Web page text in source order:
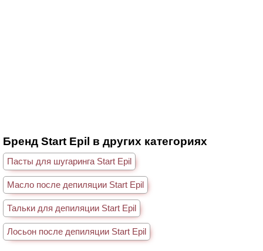
Бренд Start Epil в других категориях
Пасты для шугаринга Start Epil
Масло после депиляции Start Epil
Тальки для депиляции Start Epil
Лосьон после депиляции Start Epil